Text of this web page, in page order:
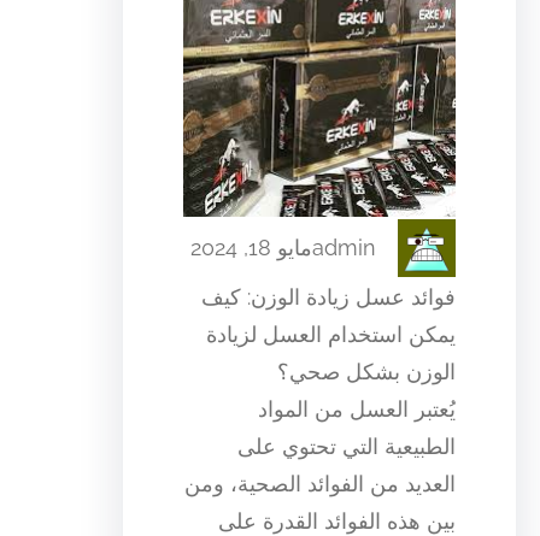
adminمايو 18, 2024
فوائد عسل زيادة الوزن: كيف
يمكن استخدام العسل لزيادة
الوزن بشكل صحي؟
يُعتبر العسل من المواد
الطبيعية التي تحتوي على
العديد من الفوائد الصحية، ومن
بين هذه الفوائد القدرة على